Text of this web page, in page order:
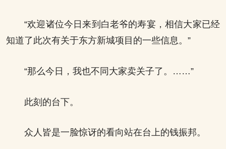
“欢迎诸位今日来到白老爷的寿宴，相信大家已经
知道了此次有关于东方新城项目的一些信息。”
“那么今日，我也不同大家卖关子了。……”
此刻的台下。
众人皆是一脸惊讶的看向站在台上的钱振邦。